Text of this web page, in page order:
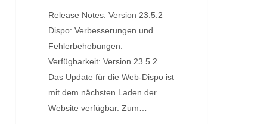
Release Notes: Version 23.5.2
Dispo: Verbesserungen und
Fehlerbehebungen.
Verfügbarkeit: Version 23.5.2
Das Update für die Web-Dispo ist
mit dem nächsten Laden der
Website verfügbar. Zum…